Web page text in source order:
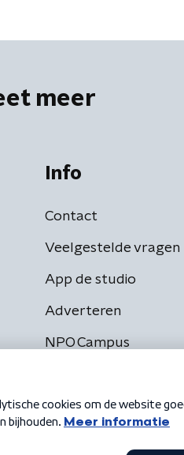
meer
Info
Contact
Veelgestelde vragen
App de studio
Adverteren
NPO Campus